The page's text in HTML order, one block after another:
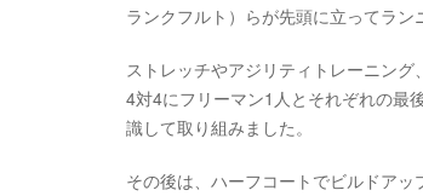
ランクフルト）らが先頭に立ってラン
ストレッチやアジリティトレーニン
4対4にフリーマン1人とそれぞれの最
識して取り組みました。
その後は、ハーフコートでビルドア